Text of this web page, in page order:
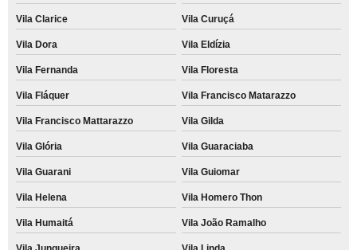
Vila Clarice Vila Curuçá
Vila Dora Vila Eldízia
Vila Fernanda Vila Floresta
Vila Fláquer Vila Francisco Matarazzo
Vila Francisco Mattarazzo Vila Gilda
Vila Glória Vila Guaraciaba
Vila Guarani Vila Guiomar
Vila Helena Vila Homero Thon
Vila Humaitá Vila João Ramalho